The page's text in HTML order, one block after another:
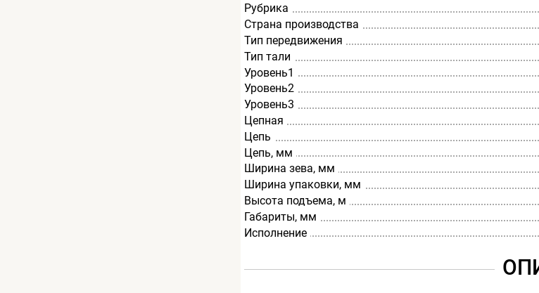
Рубрика
Страна производства
Тип передвижения
Тип тали
Уровень1
Уровень2
Уровень3
Цепная
Цепь
Цепь, мм
Ширина зева, мм
Ширина упаковки, мм
Высота подъема, м
Габариты, мм
Исполнение